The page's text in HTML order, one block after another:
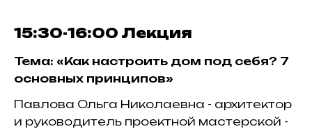
15:30-16:00 Лекция
Тема: «Как настроить дом под себя? 7
основных принципов»
Павлова Ольга Николаевна - архитектор
и руководитель проектной мастерской -